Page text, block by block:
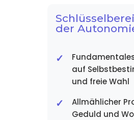
der
auf
und freie Wahl
Allmählicher
Geduld und